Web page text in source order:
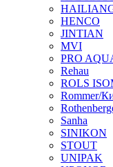
HENCO
JINTIAN
MVI
PRO
Rehau
ROLS
Rommer/
Sanha
SINIKON
STOUT
UNIPAK